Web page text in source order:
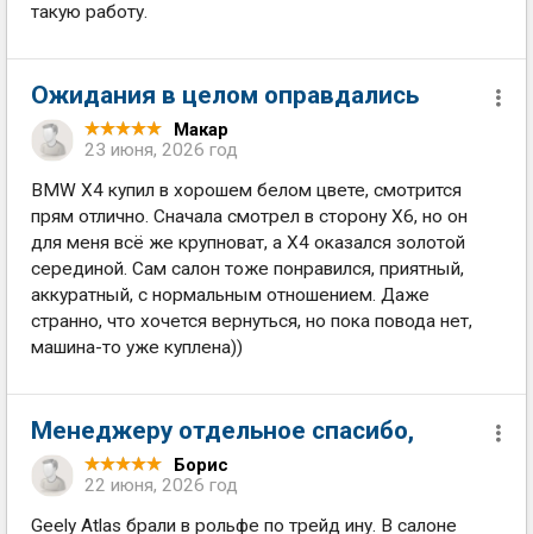
такую работу.
Ожидания в целом оправдались
Макар
23 июня, 2026 год
BMW X4 купил в хорошем белом цвете, смотрится
прям отлично. Сначала смотрел в сторону X6, но он
для меня всё же крупноват, а X4 оказался золотой
серединой. Сам салон тоже понравился, приятный,
аккуратный, с нормальным отношением. Даже
странно, что хочется вернуться, но пока повода нет,
машина-то уже куплена))
Менеджеру отдельное спасибо,
Борис
22 июня, 2026 год
Geely Atlas брали в рольфе по трейд ину. В салоне